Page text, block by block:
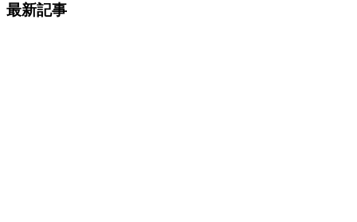
最新記事